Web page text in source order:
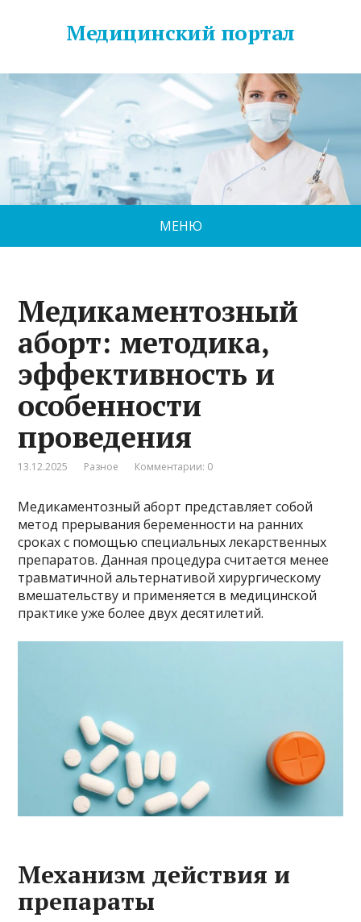
Медицинский портал
МЕНЮ
Медикаментозный
аборт: методика,
эффективность и
особенности
проведения
13.12.2025 Разное Комментарии: 0
Медикаментозный аборт представляет собой
метод прерывания беременности на ранних
сроках с помощью специальных лекарственных
препаратов. Данная процедура считается менее
травматичной альтернативой хирургическому
вмешательству и применяется в медицинской
практике уже более двух десятилетий.
Механизм действия и
препараты